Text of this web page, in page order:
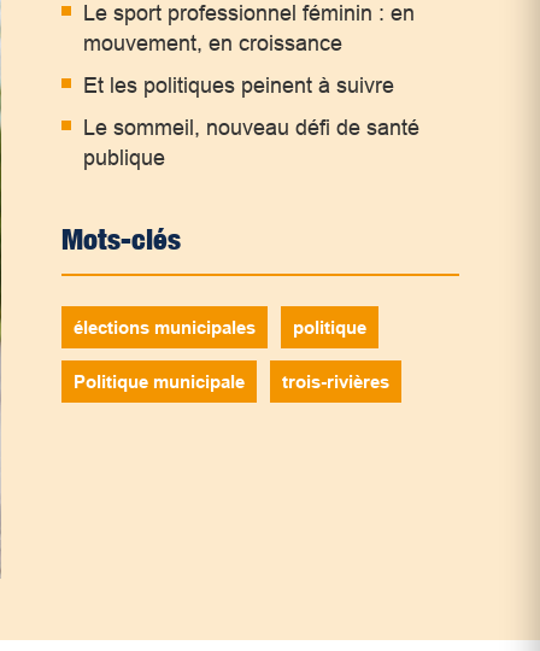
Le sport professionnel féminin : en
mouvement, en croissance
Et les politiques peinent à suivre
Le sommeil, nouveau défi de santé
publique
Mots-clés
élections municipales politique
Politique municipale trois-rivières